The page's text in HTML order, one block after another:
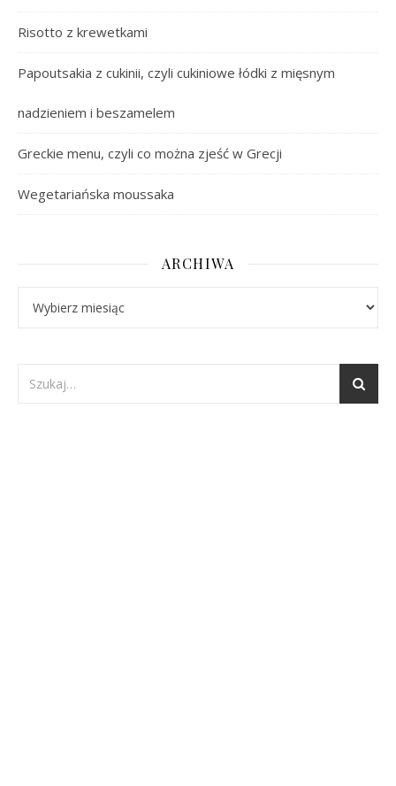
Risotto z krewetkami
Papoutsakia z cukinii, czyli cukiniowe łódki z mięsnym
nadzieniem i beszamelem
Greckie menu, czyli co można zjeść w Grecji
Wegetariańska moussaka
ARCHIWA